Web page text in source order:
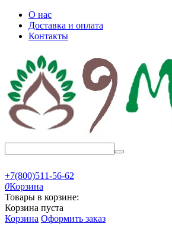
О нас
Доставка и оплата
Контакты
+7(800)511-56-62
0Корзина
Товары в корзине:
Корзина пуста
Корзина Оформить заказ